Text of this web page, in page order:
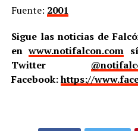
Fuente: 2001
Sigue las noticias de
enwww.notifalcon.com
Twitter
Facebook:https://